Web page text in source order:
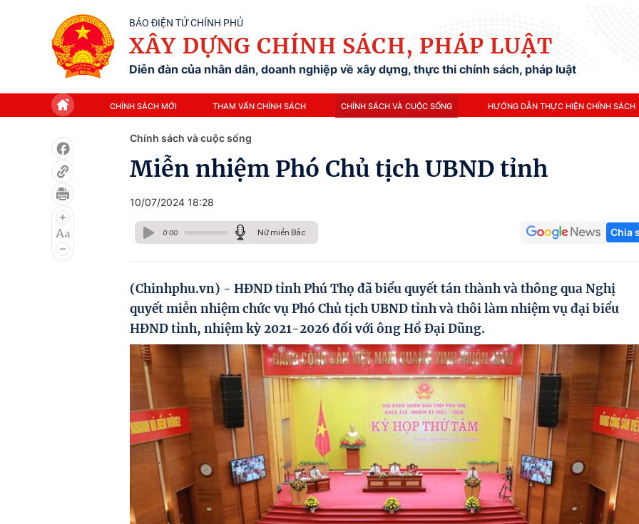
BÁO ĐIỆN TỬ CHÍNH PHỦ
XÂY DỰNG CHÍNH SÁCH, PHÁP LUẬT
Diễn đàn của nhân dân, doanh nghiệp về xây dựng, thực thi chính sách, pháp luật
CHÍNH SÁCH MỚI THAM VẤN CHÍNH SÁCH CHÍNH SÁCH VÀ CUỘC SỐNG HƯỚNG DẪN THỰC HIỆN CHÍNH SÁCH
Chính sách và cuộc sống
Miễn nhiệm Phó Chủ tịch UBND tỉnh
10/07/2024 18:28
0:00 Nữ miền Bắc Chia
(Chinhphu.vn) - HĐND tỉnh Phú Thọ đã biểu quyết tán thành và thông qua Nghị
quyết miễn nhiệm chức vụ Phó Chủ tịch UBND tỉnh và thôi làm nhiệm vụ đại biểu
HĐND tỉnh, nhiệm kỳ 2021-2026 đối với ông Hồ Đại Dũng.